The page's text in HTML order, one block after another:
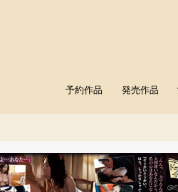
予約作品 発売作品